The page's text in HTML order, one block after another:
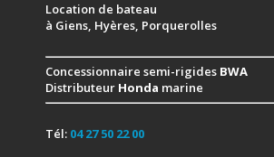
Location de bateau
à Giens, Hyères, Porquerolles
Concessionnaire semi-rigides BWA
Distributeur Honda marine
Tél: 04 27 50 22 00